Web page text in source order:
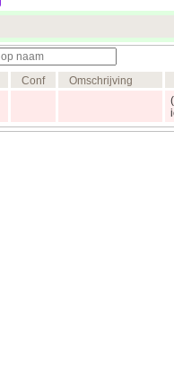
Conf
Omschrijving